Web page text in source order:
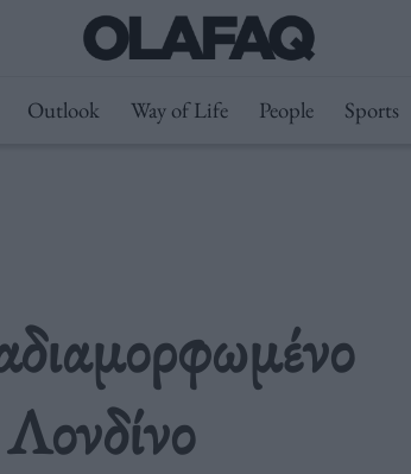
Outlook Way of Life People Sports